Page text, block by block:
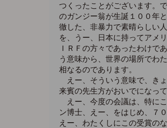
つくったことがございます。
のガンジー翁が生誕１００年
徹した、非暴力で素晴らしい
を、うー、日本に持ってアメ
ＩＲＦの方々であったわけで
う意味から、世界の場所でわ
相なるのであります。
えー、そういう意味で、き
来賓の先生方がおいでになっ
えー、今度の会議は、特に
ン博士、えー、をはじめ、７
えー、わたくしにこの受賞の